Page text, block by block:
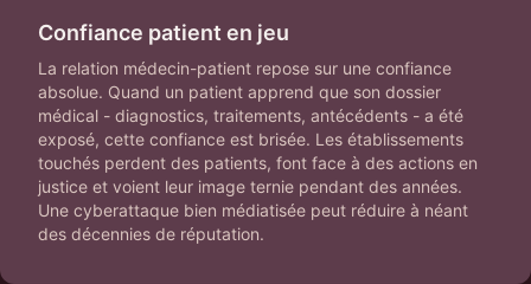
Confiance patient en jeu
La relation médecin-patient repose sur une confiance
absolue. Quand un patient apprend que son dossier
médical - diagnostics, traitements, antécédents - a été
exposé, cette confiance est brisée. Les établissements
touchés perdent des patients, font face à des actions en
justice et voient leur image ternie pendant des années.
Une cyberattaque bien médiatisée peut réduire à néant
des décennies de réputation.